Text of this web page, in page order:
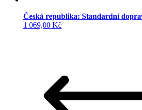
Česká republika: Standardní
1 069,00 Kč